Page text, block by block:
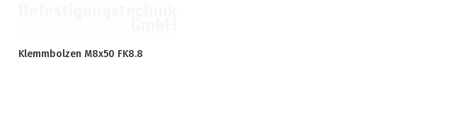
Klemmbolzen M8x50 FK8.8